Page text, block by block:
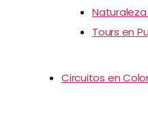
Naturaleza
Tours en
Circuitos en